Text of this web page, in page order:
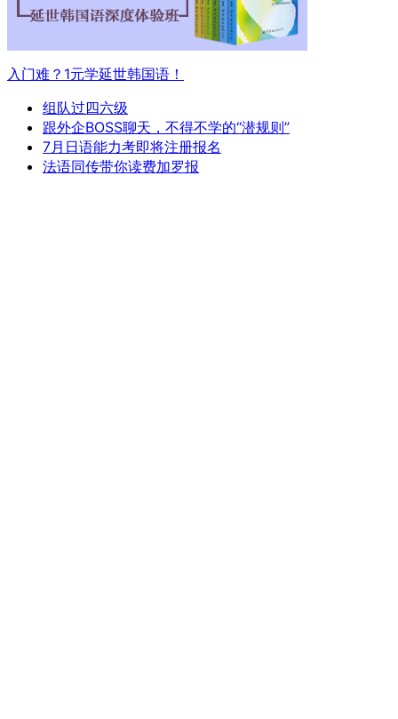
入门难？1元学延世韩国语！
组队过四六级
跟外企BOSS聊天，不得不学的“潜规则”
7月日语能力考即将注册报名
法语同传带你读费加罗报